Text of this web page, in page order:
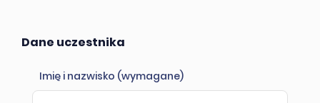
Dane uczestnika
Imię i nazwisko (wymagane)